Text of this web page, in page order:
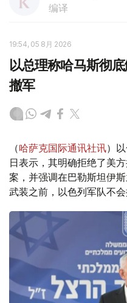
编译
19:54, 05 8月 2026
以总理称哈马斯彻
撤军
（哈萨克国际通讯社讯）
日表示，其明确拒绝了美
案，并强调在巴勒斯坦伊
武装之前，以色列军队不会